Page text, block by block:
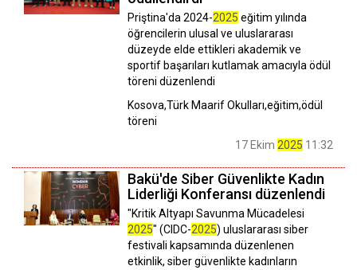
Priştina'da 2024-2025 eğitim yılında
öğrencilerin ulusal ve uluslararası
düzeyde elde ettikleri akademik ve
sportif başarıları kutlamak amacıyla ödül
töreni düzenlendi
Kosova,Türk Maarif Okulları,eğitim,ödül
töreni
17 Ekim 2025 11:32
Bakü'de Siber Güvenlikte Kadın
Liderliği Konferansı düzenlendi
"Kritik Altyapı Savunma Mücadelesi
2025" (CIDC-2025) uluslararası siber
festivali kapsamında düzenlenen
etkinlik, siber güvenlikte kadınların